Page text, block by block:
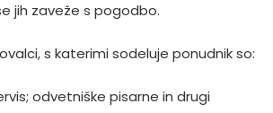
jih zaveže s pogodbo.
s katerimi sodeluje ponudnik so:
odvetniške pisarne in drugi